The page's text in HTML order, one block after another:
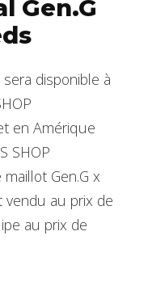
Gen.G
disponible à
en Amérique
SHOP
Gen.G x
au prix de
au prix de